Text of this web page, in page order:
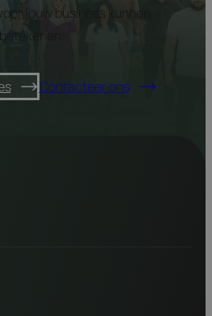
jouw business kunnen
betekenen.
Contacteer ons